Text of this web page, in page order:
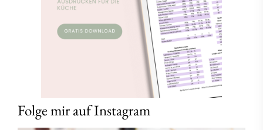
Folge mir auf Instagram